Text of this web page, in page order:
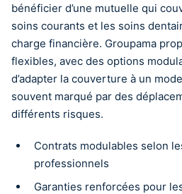
bénéficier d’une mutuelle qui
soins courants et les soins
charge financière. Groupama
flexibles, avec des options
d’adapter la couverture à un
souvent marqué par des
différents risques.
Contrats modulables selon
professionnels
Garanties renforcées pour